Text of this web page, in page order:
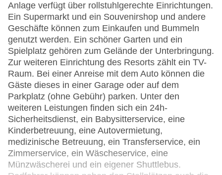
Anlage verfügt über rollstuhlgerechte Einrichtungen.
Ein Supermarkt und ein Souvenirshop und andere
Geschäfte können zum Einkaufen und Bummeln
genutzt werden. Ein schöner Garten und ein
Spielplatz gehören zum Gelände der Unterbringung.
Zur weiteren Einrichtung des Resorts zählt ein TV-
Raum. Bei einer Anreise mit dem Auto können die
Gäste dieses in einer Garage oder auf dem
Parkplatz (ohne Gebühr) parken. Unter den
weiteren Leistungen finden sich ein 24h-
Sicherheitsdienst, ein Babysitterservice, eine
Kinderbetreuung, eine Autovermietung,
medizinische Betreuung, ein Transferservice, ein
Zimmerservice, ein Wäscheservice, eine
Münzwäscherei und ein eigener Shuttlebus.